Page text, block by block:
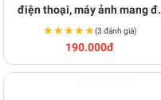
điện thoại, máy ảnh mang đi
du lịch BA1225
★★★★★
★★★★★(3 đánh giá)
190.000đ